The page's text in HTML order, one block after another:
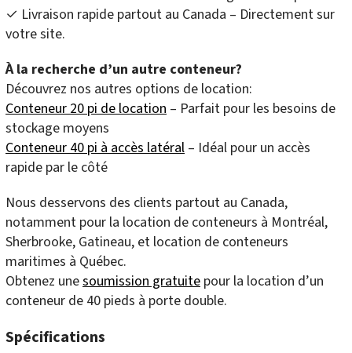
✓ Livraison rapide partout au Canada – Directement sur
votre site.
À la recherche d’un autre conteneur?
Découvrez nos autres options de location:
Conteneur 20 pi de location – Parfait pour les besoins de
stockage moyens
Conteneur 40 pi à accès latéral – Idéal pour un accès
rapide par le côté
Nous desservons des clients partout au Canada,
notamment pour la location de conteneurs à Montréal,
Sherbrooke, Gatineau, et location de conteneurs
maritimes à Québec.
Obtenez unesoumission gratuite pour la location d’un
conteneur de 40 pieds à porte double.
Spécifications